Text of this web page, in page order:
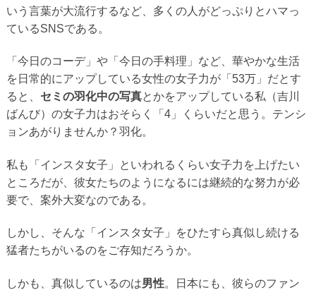
いう言葉が大流行するなど、多くの人がどっぷりとハマっ
ているSNSである。
「今日のコーデ」や「今日の手料理」など、華やかな生活
を日常的にアップしている女性の女子力が「53万」だとす
ると、 セミの羽化中の写真とかをアップしている私（吉川
ばんび）の女子力はおそらく「4」くらいだと思う。テンシ
ョンあがりませんか？羽化。
私も「インスタ女子」といわれるくらい女子力を上げたい
ところだが、彼女たちのようになるには継続的な努力が必
要で、案外大変なのである。
しかし、そんな「インスタ女子」をひたすら真似し続ける
猛者たちがいるのをご存知だろうか。
しかも、真似しているのは男性。日本にも、彼らのファン